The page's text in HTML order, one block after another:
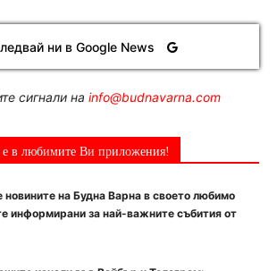
ни в Google News
сигнали на info@budnavarna.com
е в любимите Ви приложения!
на Будна Варна в своето любимо
информирани за най-важните събития от